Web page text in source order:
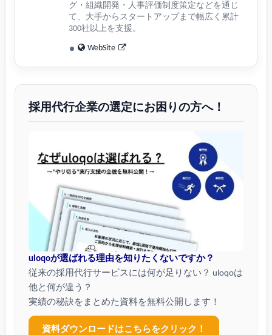
グ・組織開発・人事評価制度策定などを通じ
て、大手からスタートアップまで幅広く累計
300社以上を支援。
WebSite
採用代行企業の選定にお困りの方へ！
uloqoが選ばれる理由を知りたくないですか？
従来の採用代行サービスには何が足りない？ uloqoは
他と何が違う？
実績の秘訣をまとめた資料を無料公開します！
資料ダウンロードはこちらをクリック！